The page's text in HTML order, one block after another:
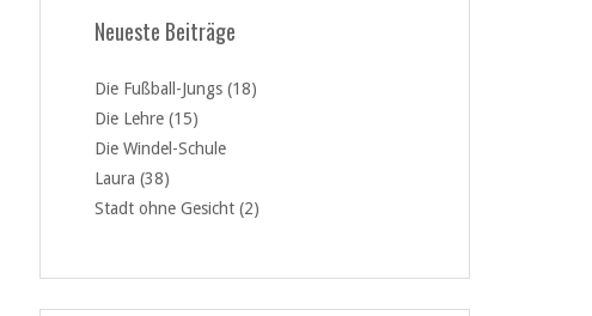
Neueste Beiträge
Die Fußball-Jungs (18)
Die Lehre (15)
Die Windel-Schule
Laura (38)
Stadt ohne Gesicht (2)